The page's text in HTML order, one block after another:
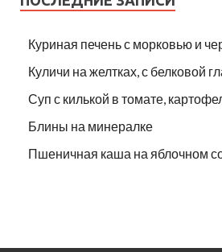
Куриная печень с морковью и
Куличи на желтках, с белковой
Суп с килькой в томате,
Блины на минералке
Пшеничная каша на яблочном